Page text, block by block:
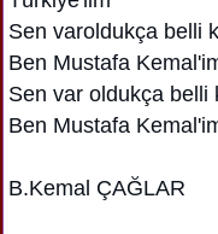
Sen varoldukça belli
Ben Mustafa
Sen var oldukça belli
Ben Mustafa
B.Kemal ÇAĞLAR